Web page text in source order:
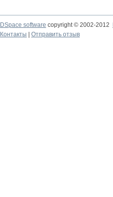
DSpace software copyright © 2002-2012
Контакты
Отправить отзыв